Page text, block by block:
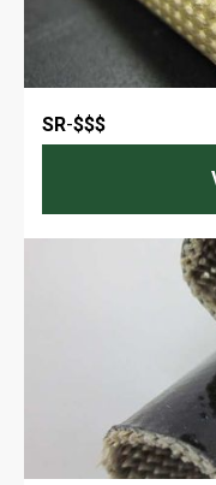
SR-$$$